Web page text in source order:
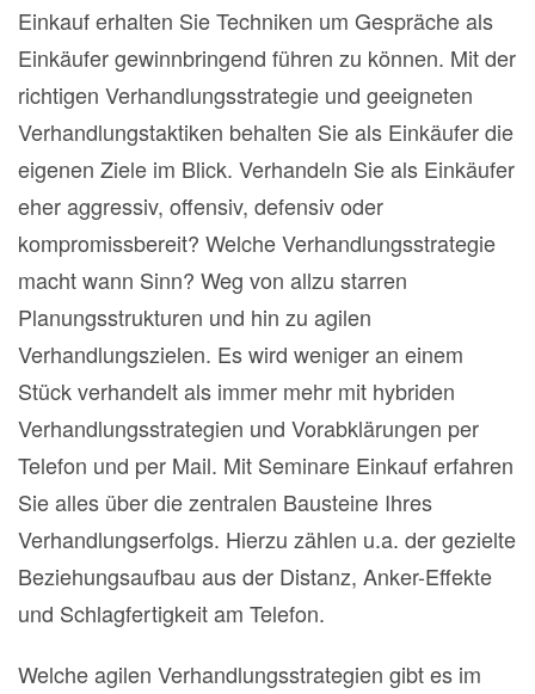
Einkauf erhalten Sie Techniken um Gespräche als
Einkäufer gewinnbringend führen zu können. Mit der
richtigen Verhandlungsstrategie und geeigneten
Verhandlungstaktiken behalten Sie als Einkäufer die
eigenen Ziele im Blick. Verhandeln Sie als Einkäufer
eher aggressiv, offensiv, defensiv oder
kompromissbereit? Welche Verhandlungsstrategie
macht wann Sinn? Weg von allzu starren
Planungsstrukturen und hin zu agilen
Verhandlungszielen. Es wird weniger an einem
Stück verhandelt als immer mehr mit hybriden
Verhandlungsstrategien und Vorabklärungen per
Telefon und per Mail. Mit Seminare Einkauf erfahren
Sie alles über die zentralen Bausteine Ihres
Verhandlungserfolgs. Hierzu zählen u.a. der gezielte
Beziehungsaufbau aus der Distanz, Anker-Effekte
und Schlagfertigkeit am Telefon.
Welche agilen Verhandlungsstrategien gibt es im